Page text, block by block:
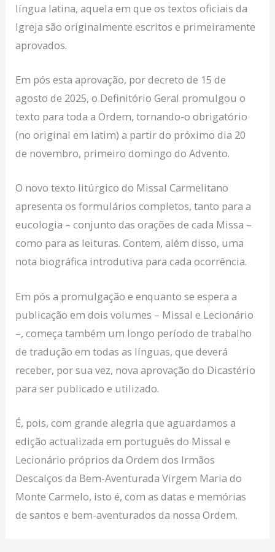
língua latina, aquela em que os textos oficiais da
Igreja são originalmente escritos e primeiramente
aprovados.
Em pós esta aprovação, por decreto de 15 de
agosto de 2025, o Definitório Geral promulgou o
texto para toda a Ordem, tornando-o obrigatório
(no original em latim) a partir do próximo dia 20
de novembro, primeiro domingo do Advento.
O novo texto litúrgico do Missal Carmelitano
apresenta os formulários completos, tanto para a
eucologia – conjunto das orações de cada Missa –
como para as leituras. Contem, além disso, uma
nota biográfica introdutiva para cada ocorrência.
Em pós a promulgação e enquanto se espera a
publicação em dois volumes – Missal e Lecionário
–, começa também um longo período de trabalho
de tradução em todas as línguas, que deverá
receber, por sua vez, nova aprovação do Dicastério
para ser publicado e utilizado.
É, pois, com grande alegria que aguardamos a
edição actualizada em português do Missal e
Lecionário próprios da Ordem dos Irmãos
Descalços da Bem-Aventurada Virgem Maria do
Monte Carmelo, isto é, com as datas e memórias
de santos e bem-aventurados da nossa Ordem.